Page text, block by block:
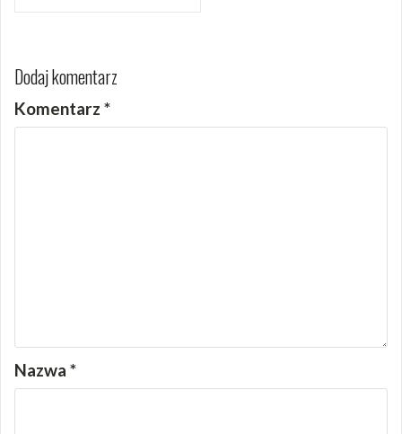
Dodaj komentarz
Komentarz *
Nazwa *